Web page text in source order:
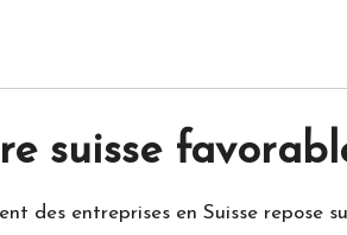
suisse
des entreprises en Suisse repose